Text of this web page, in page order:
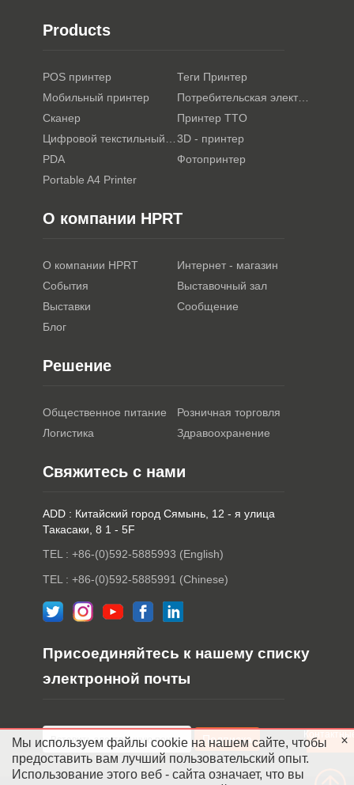
Products
POS принтер
Теги Принтер
Мобильный принтер
Сканер
Принтер TTO
3D - принтер
PDA
Фотопринтер
Portable A4 Printer
О компании HPRT
О компании HPRT
Интернет - магазин
События
Выставочный зал
Выставки
Сообщение
Блог
Решение
Общественное питание
Розничная торговля
Логистика
Здравоохранение
Свяжитесь с нами
ADD : Китайский город Сямынь, 12 - я улица
Такасаки, 8 1 - 5F
TEL : +86-(0)592-5885993 (English)
TEL : +86-(0)592-5885991 (Chinese)
Присоединяйтесь к нашему списку
электронной почты
лица
Мы используем файлы cookie на нашем сайте, чтобы
предоставить вам лучший пользовательский опыт.
Использование этого веб - сайта означает, что вы